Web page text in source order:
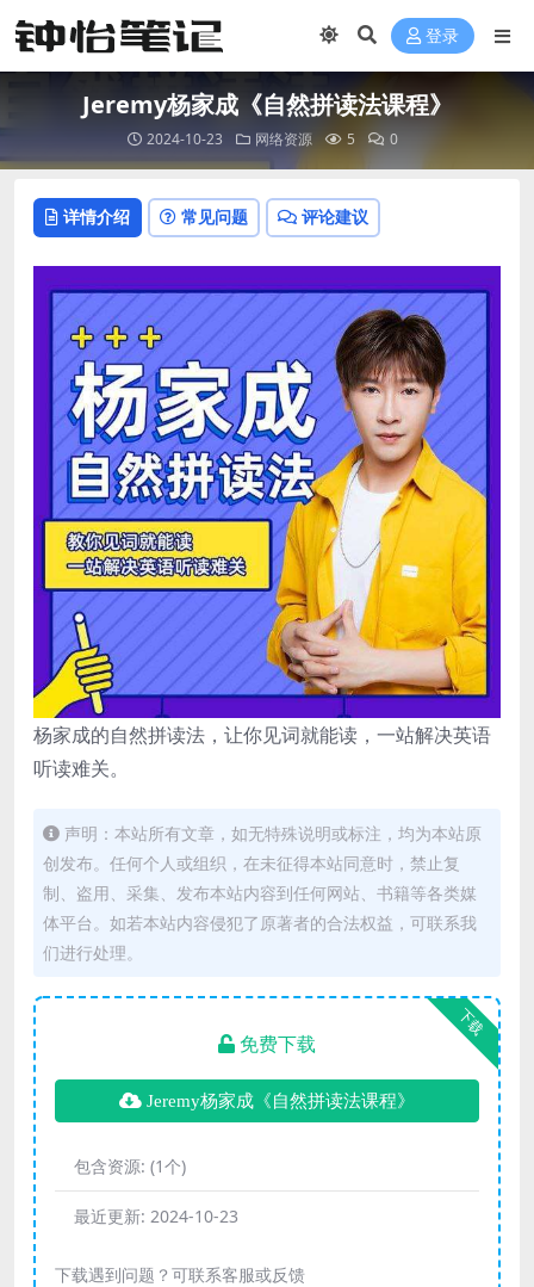
登录
Jeremy杨家成《自然拼读法课程》
2024-10-23 网络资源 5 0
详情介绍 常见问题 评论建议
杨家成的自然拼读法，让你见词就能读，一站解决英语
听读难关。
声明：本站所有文章，如无特殊说明或标注，均为本站原
创发布。任何个人或组织，在未征得本站同意时，禁止复
制、盗用、采集、发布本站内容到任何网站、书籍等各类媒
体平台。如若本站内容侵犯了原著者的合法权益，可联系我
们进行处理。
下载
免费下载
Jeremy杨家成《自然拼读法课程》
包含资源: (1个)
最近更新: 2024-10-23
下载遇到问题？可联系客服或反馈